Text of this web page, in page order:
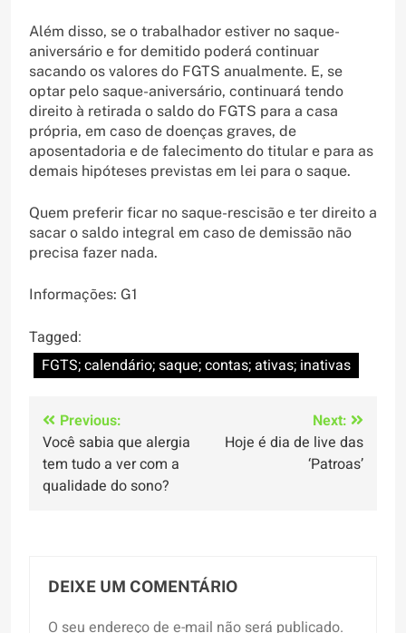
Além disso, se o trabalhador estiver no saque-
aniversário e for demitido poderá continuar
sacando os valores do FGTS anualmente. E, se
optar pelo saque-aniversário, continuará tendo
direito à retirada o saldo do FGTS para a casa
própria, em caso de doenças graves, de
aposentadoria e de falecimento do titular e para as
demais hipóteses previstas em lei para o saque.
Quem preferir ficar no saque-rescisão e ter direito a
sacar o saldo integral em caso de demissão não
precisa fazer nada.
Informações: G1
Tagged:
FGTS; calendário; saque; contas; ativas; inativas
Navegação
de
Post
Previous:
Você sabia que alergia
tem tudo a ver com a
qualidade do sono?
Next:
Hoje é dia de live das
‘Patroas’
DEIXE UM COMENTÁRIO
O seu endereço de e-mail não será publicado.